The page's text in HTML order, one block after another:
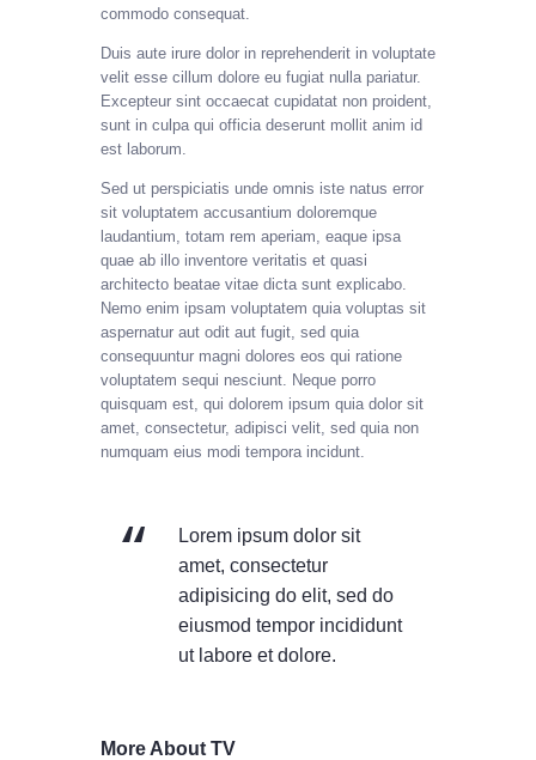
commodo consequat.
Duis aute irure dolor in reprehenderit in voluptate
velit esse cillum dolore eu fugiat nulla pariatur.
Excepteur sint occaecat cupidatat non proident,
sunt in culpa qui officia deserunt mollit anim id
est laborum.
Sed ut perspiciatis unde omnis iste natus error
sit voluptatem accusantium doloremque
laudantium, totam rem aperiam, eaque ipsa
quae ab illo inventore veritatis et quasi
architecto beatae vitae dicta sunt explicabo.
Nemo enim ipsam voluptatem quia voluptas sit
aspernatur aut odit aut fugit, sed quia
consequuntur magni dolores eos qui ratione
voluptatem sequi nesciunt. Neque porro
quisquam est, qui dolorem ipsum quia dolor sit
amet, consectetur, adipisci velit, sed quia non
numquam eius modi tempora incidunt.
Lorem ipsum dolor sit
amet, consectetur
adipisicing do elit, sed do
eiusmod tempor incididunt
ut labore et dolore.
More About TV